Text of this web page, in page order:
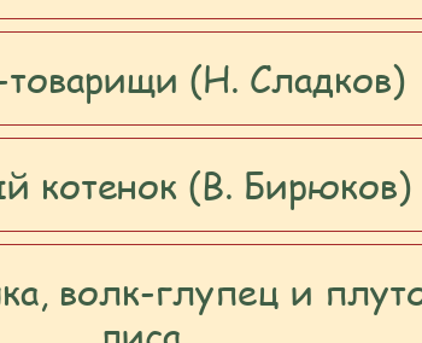
товарищи (Н. Сладков)
котенок (В. Бирюков)
волк-глупец и